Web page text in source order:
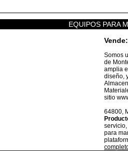
EQUIPOS PARA
Vende:
Somos
de
amplia
diseño,
sitio
64800,
para